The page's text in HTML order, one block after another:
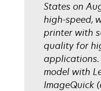
States on
high-speed,
printer with
quality for
applications.
model with
ImageQuick